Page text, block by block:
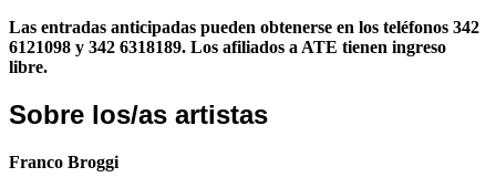
Las entradas anticipadas pueden obtenerse en los teléfonos 342
6121098 y 342 6318189. Los afiliados a ATE tienen ingreso
libre.
Sobre los/as artistas
Franco Broggi